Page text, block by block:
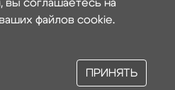
вы соглашаетесь на
файлов cookie.
ПРИНЯТЬ